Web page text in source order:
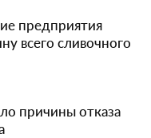
предприятия
всего сливочного
причины отказа